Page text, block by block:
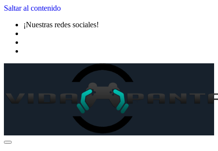
Saltar al contenido
¡Nuestras redes sociales!